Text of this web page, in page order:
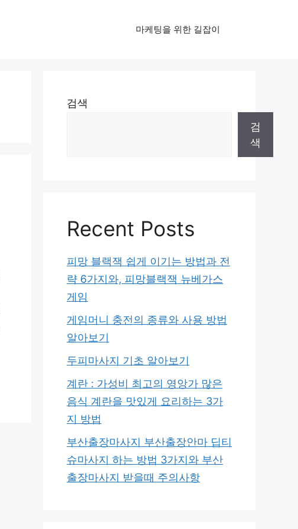
마케팅을 위한 길잡이
검색
검
색
Recent Posts
피망 블랙잭 쉽게 이기는 방법과 전
략 6가지와, 피망블랙잭 뉴베가스
게임
게임머니 충전의 종류와 사용 방법
알아보기
두피마사지 기초 알아보기
계란 : 가성비 최고의 영앙가 많은
음식 계란을 맛있게 요리하는 3가
지 방법
부산출장마사지 부산출장안마 딥티
슈마사지 하는 방법 3가지와 부산
출장마사지 받을때 주의사항